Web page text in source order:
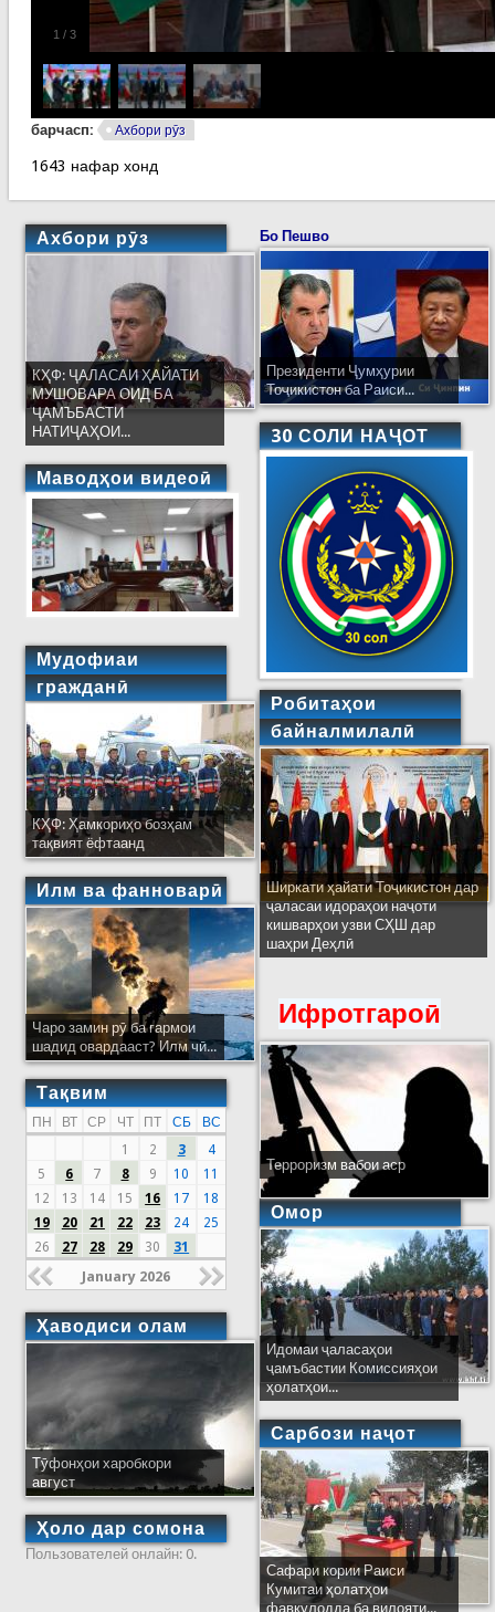
1 / 3
барчасп: Ахбори рӯз
1643 нафар хонд
Ахбори рӯз
КҲФ: ҶАЛАСАИ ҲАЙАТИ
МУШОВАРА ОИД БА
ҶАМЪБАСТИ
НАТИҶАҲОИ...
Маводҳои видеоӣ
Мудофиаи
гражданӣ
КҲФ: Ҳамкориҳо бозҳам
тақвият ёфтаанд
Илм ва фанноварӣ
Чаро замин рӯ ба гармои
шадид овардааст? Илм чӣ...
Тақвим
ПН ВТ СР ЧТ ПТ СБ
ВС
1
2 3
4
5
6 7 8 9 10
11
12
13 14 15 16 17
18
19
20 21 22 23 24
25
26
27 28 29 30 31
January 2026
Ҳаводиси олам
Тӯфонҳои харобкори
август
Ҳоло дар сомона
Пользователей онлайн: 0.
Бо Пешво
Президенти Ҷумҳурии
Тоҷикистон ба Раиси...
30 СОЛИ НАҶОТ
Робитаҳои
байналмилалӣ
Ширкати ҳайати Тоҷикистон дар
ҷаласаи идораҳои наҷоти
кишварҳои узви СҲШ дар
шаҳри Деҳлӣ
Ифротгароӣ
Терроризм вабои аср
Омор
Идомаи ҷаласаҳои
ҷамъбастии Комиссияҳои
ҳолатҳои...
Сарбози наҷот
Сафари кории Раиси
Кумитаи ҳолатҳои
фавқулодда ба вилояти...